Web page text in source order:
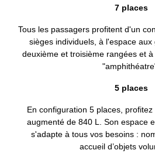
7 places
Tous les passagers profitent d'un
sièges individuels, à l'espace
deuxième et troisième rangées et
5 places
En configuration 5 places,
augmenté de 840 L. Son espace
s'adapte à tous vos besoins :
accueil d’objets